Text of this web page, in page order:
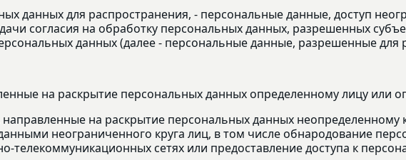
данных для распространения, - персональные данные, доступ
согласия на обработку персональных данных, разрешенных
данных (далее - персональные данные, разрешенные для
на раскрытие персональных данных определенному лицу или
на раскрытие персональных данных неопределенному
неограниченного круга лиц, в том числе обнародование
сетях или предоставление доступа к